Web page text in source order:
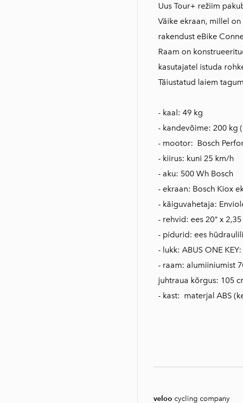
Uus Tour+ režiim
Väike ekraan, millel
rakendust eBike
Raam on
kasutajatel istuda
Täiustatud laiem
- kaal: 49 kg
- kandevõime: 200 kg
- mootor: Bosch
- kiirus: kuni 25 km/h
- aku: 500 Wh Bosch
- ekraan: Bosch Kiox
- käiguvahetaja:
- rehvid: ees 20" x
- pidurid: ees
- lukk: ABUS ONE
- raam: alumiiniumist
juhtraua kõrgus: 105
- kast: materjal ABS
veloo cycling company